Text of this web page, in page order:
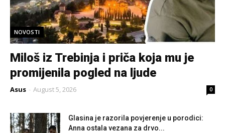
NOVOSTI
Miloš iz Trebinja i priča koja mu je
promijenila pogled na ljude
Asus - August 5, 2026 0
Glasina je razorila povjerenje u porodici:
Anna ostala vezana za drvo...